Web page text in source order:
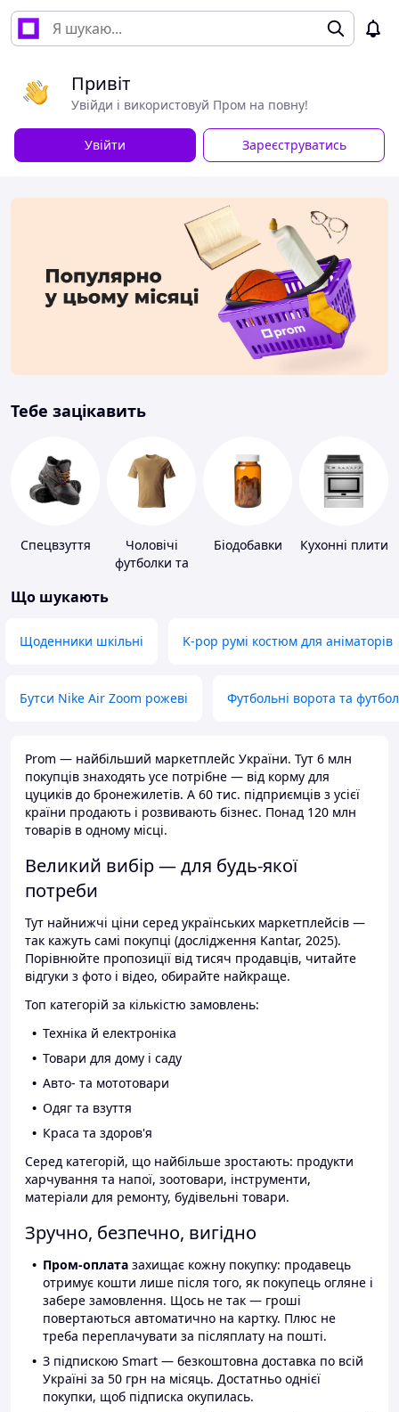
Привіт
Увійди і використовуй Пром на повну!
Увійти Зареєструватись
Тебе зацікавить
Спецвзуття
Чоловічі
футболки та
Біодобавки Кухонні плити
Що шукають
Щоденники шкільні K-pop румі костюм для аніматорів
Бутси Nike Air Zoom рожеві Футбольні ворота та
Prom — найбільший маркетплейс України. Тут 6 млн
покупців знаходять усе потрібне — від корму для
цуциків до бронежилетів. А 60 тис. підприємців з усієї
країни продають і розвивають бізнес. Понад 120 млн
товарів в одному місці.
Великий вибір — для будь-якої
потреби
Тут найнижчі ціни серед українських маркетплейсів —
так кажуть самі покупці (дослідження Kantar, 2025).
Порівнюйте пропозиції від тисяч продавців, читайте
відгуки з фото і відео, обирайте найкраще.
Топ категорій за кількістю замовлень:
Техніка й електроніка
Товари для дому і саду
Авто- та мототовари
Одяг та взуття
Краса та здоров'я
Серед категорій, що найбільше зростають: продукти
харчування та напої, зоотовари, інструменти,
матеріали для ремонту, будівельні товари.
Зручно, безпечно, вигідно
Пром-оплата захищає кожну покупку: продавець
отримує кошти лише після того, як покупець огляне і
забере замовлення. Щось не так — гроші
повертаються автоматично на картку. Плюс не
треба переплачувати за післяплату на пошті.
З підпискою Smart — безкоштовна доставка по всій
Україні за 50 грн на місяць. Достатньо однієї
покупки, щоб підписка окупилась.